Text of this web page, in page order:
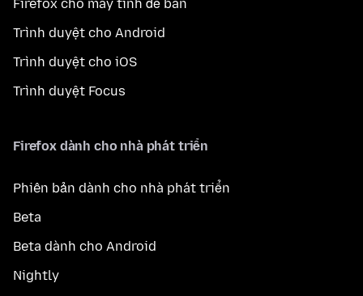
Firefox cho máy tính để bàn
Trình duyệt cho Android
Trình duyệt cho iOS
Trình duyệt Focus
Firefox dành cho nhà phát triển
Phiên bản dành cho nhà phát triển
Beta
Beta dành cho Android
Nightly